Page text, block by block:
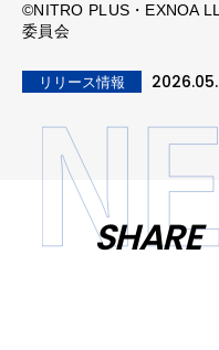
©NITRO PLUS・EXNOA
委員会
リリース情報
SHARE